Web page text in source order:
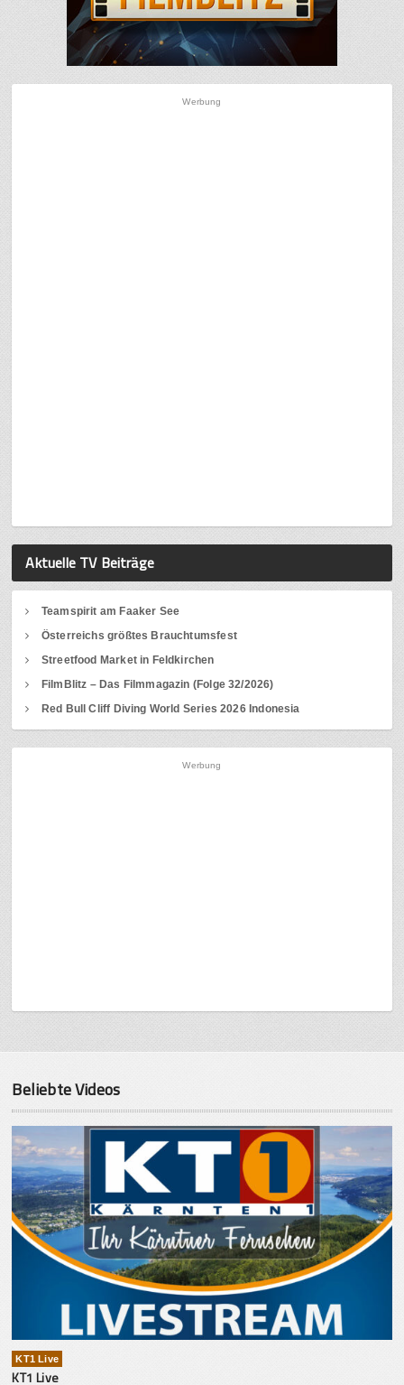
Werbung
Aktuelle TV Beiträge
Teamspirit am Faaker See
Österreichs größtes Brauchtumsfest
Streetfood Market in Feldkirchen
FilmBlitz – Das Filmmagazin (Folge 32/2026)
Red Bull Cliff Diving World Series 2026 Indonesia
Werbung
Beliebte Videos
KT1 Live
KT1 Live